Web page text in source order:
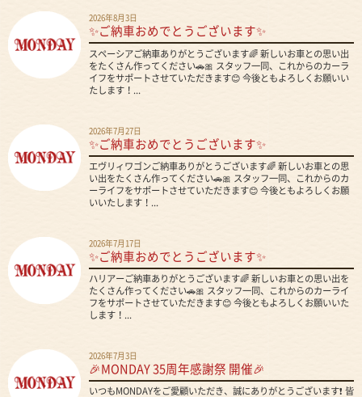
2026年8月3日
✨ご納車おめでとうございます✨
スペーシアご納車ありがとうございます🌈 新しいお車との思い出
をたくさん作ってください🚗🎀 スタッフ一同、これからのカーラ
イフをサポートさせていただきます😊 今後ともよろしくお願いい
たします！...
2026年7月27日
✨ご納車おめでとうございます✨
エヴリィワゴンご納車ありがとうございます🌈 新しいお車との思
い出をたくさん作ってください🚗🎀 スタッフ一同、これからのカ
ーライフをサポートさせていただきます😊 今後ともよろしくお願
いいたします！...
2026年7月17日
✨ご納車おめでとうございます✨
ハリアーご納車ありがとうございます🌈 新しいお車との思い出を
たくさん作ってください🚗🎀 スタッフ一同、これからのカーライ
フをサポートさせていただきます😊 今後ともよろしくお願いいた
します！...
2026年7月3日
🎉MONDAY 35周年感謝祭 開催🎉
いつもMONDAYをご愛顧いただき、誠にありがとうございます❗ 皆